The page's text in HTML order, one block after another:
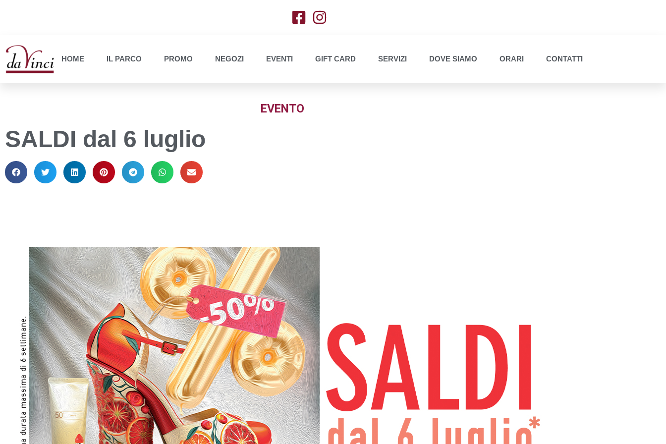
HOME IL PARCO PROMO NEGOZI EVENTI GIFT CARD SERVIZI DOVE SIAMO ORARI CONTATTI
EVENTO
SALDI dal 6 luglio